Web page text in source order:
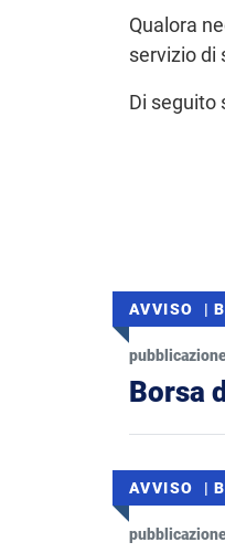
Qualora
servizio di
Di seguito
AVVISO |
Borsa
AVVISO |